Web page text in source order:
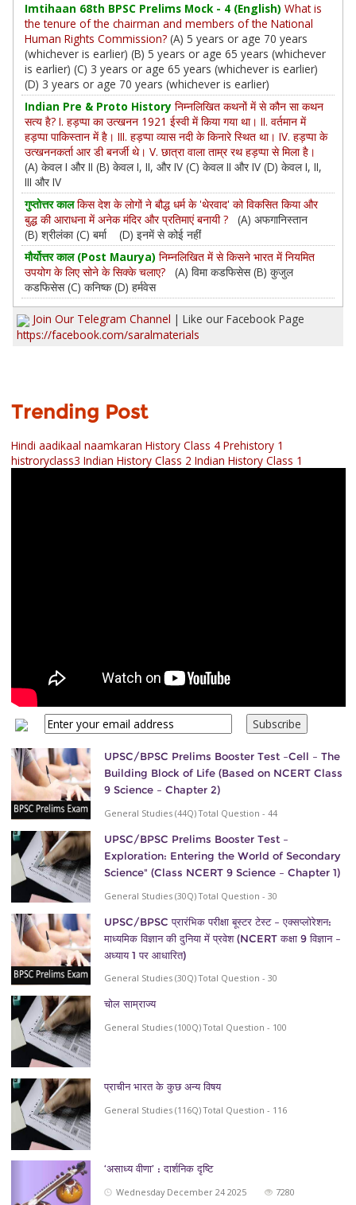
Imtihaan 68th BPSC Prelims Mock - 4 (English) What is
the tenure of the chairman and members of the National
Human Rights Commission? (A) 5 years or age 70 years
(whichever is earlier) (B) 5 years or age 65 years (whichever
is earlier) (C) 3 years or age 65 years (whichever is earlier)
(D) 3 years or age 70 years (whichever is earlier)
Indian Pre & Proto History निम्नलिखित कथनों में से कौन सा कथन
सत्य है? I. हड़प्पा का उत्खनन 1921 ईस्वी में किया गया था। II. वर्तमान में
हड़प्पा पाकिस्तान में है। III. हड़प्पा व्यास नदी के किनारे स्थित था। IV. हड़प्पा के
उत्खननकर्ता आर डी बनर्जी थे। V. छात्रा वाला ताम्र रथ हड़प्पा से मिला है।
(A) केवल I और II (B) केवल I, II, और IV (C) केवल II और IV (D) केवल I, II,
III और IV
गुप्तोत्तर कालकिस देश के लोगों ने बौद्ध धर्म के 'थेरवाद' को विकसित किया और
बुद्ध की आराधना में अनेक मंदिर और प्रतिमाएं बनायी ? (A) अफगानिस्तान
(B) श्रीलंका (C) बर्मा (D) इनमें से कोई नहीं
मौर्योत्तर काल (Post Maurya) निम्नलिखित में से किसने भारत में नियमित
उपयोग के लिए सोने के सिक्के चलाए? (A) विमा कडफिसेस (B) कुजुल
कडफिसेस (C) कनिष्क (D) हर्मवेस
Join Our Telegram Channel | Like our Facebook Page
https://facebook.com/saralmaterials
Trending Post
Hindi aadikaal naamkaran History Class 4 Prehistory 1
histroryclass3 Indian History Class 2 Indian History Class 1
UPSC/BPSC Prelims Booster Test –Cell – The
Building Block of Life (Based on NCERT Class
9 Science – Chapter 2)
General Studies (44Q) Total Question - 44
UPSC/BPSC Prelims Booster Test –
Exploration: Entering the World of Secondary
Science" (Class NCERT 9 Science – Chapter 1)
General Studies (30Q) Total Question - 30
UPSC/BPSC प्रारंभिक परीक्षा बूस्टर टेस्ट – एक्सप्लोरेशन:
माध्यमिक विज्ञान की दुनिया में प्रवेश (NCERT कक्षा 9 विज्ञान –
अध्याय 1 पर आधारित)
General Studies (30Q) Total Question - 30
चोल साम्राज्य
General Studies (100Q) Total Question - 100
प्राचीन भारत के कुछ अन्य विषय
General Studies (116Q) Total Question - 116
‘असाध्य वीणा’ : दार्शनिक दृष्टि
Wednesday December 24 2025
7280